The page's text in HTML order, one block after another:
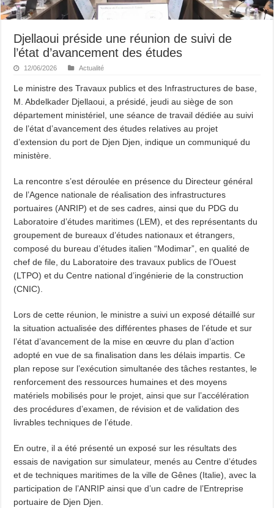
Djellaoui préside une réunion de suivi de
l’état d’avancement des études
12/06/2026 Actualité
Le ministre des Travaux publics et des Infrastructures de base,
M. Abdelkader Djellaoui, a présidé, jeudi au siège de son
département ministériel, une séance de travail dédiée au suivi
de l’état d’avancement des études relatives au projet
d’extension du port de Djen Djen, indique un communiqué du
ministère.
La rencontre s’est déroulée en présence du Directeur général
de l’Agence nationale de réalisation des infrastructures
portuaires (ANRIP) et de ses cadres, ainsi que du PDG du
Laboratoire d’études maritimes (LEM), et des représentants du
groupement de bureaux d’études nationaux et étrangers,
composé du bureau d’études italien “Modimar”, en qualité de
chef de file, du Laboratoire des travaux publics de l’Ouest
(LTPO) et du Centre national d’ingénierie de la construction
(CNIC).
Lors de cette réunion, le ministre a suivi un exposé détaillé sur
la situation actualisée des différentes phases de l’étude et sur
l’état d’avancement de la mise en œuvre du plan d’action
adopté en vue de sa finalisation dans les délais impartis. Ce
plan repose sur l’exécution simultanée des tâches restantes, le
renforcement des ressources humaines et des moyens
matériels mobilisés pour le projet, ainsi que sur l’accélération
des procédures d’examen, de révision et de validation des
livrables techniques de l’étude.
En outre, il a été présenté un exposé sur les résultats des
essais de navigation sur simulateur, menés au Centre d’études
et de techniques maritimes de la ville de Gênes (Italie), avec la
participation de l’ANRIP ainsi que d’un cadre de l’Entreprise
portuaire de Djen Djen.